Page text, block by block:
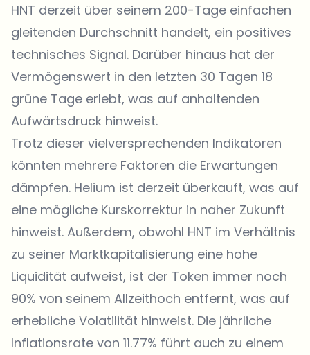
HNT derzeit über seinem 200-Tage einfachen
gleitenden Durchschnitt handelt, ein positives
technisches Signal. Darüber hinaus hat der
Vermögenswert in den letzten 30 Tagen 18
grüne Tage erlebt, was auf anhaltenden
Aufwärtsdruck hinweist.
Trotz dieser vielversprechenden Indikatoren
könnten mehrere Faktoren die Erwartungen
dämpfen. Helium ist derzeit überkauft, was auf
eine mögliche Kurskorrektur in naher Zukunft
hinweist. Außerdem, obwohl HNT im Verhältnis
zu seiner Marktkapitalisierung eine hohe
Liquidität aufweist, ist der Token immer noch
90% von seinem Allzeithoch entfernt, was auf
erhebliche Volatilität hinweist. Die jährliche
Inflationsrate von 11.77% führt auch zu einem